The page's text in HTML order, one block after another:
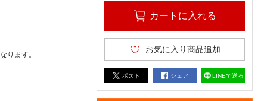
ります。
カートに入れる
お気に入り商品追加
ポスト シェア LINEで送る